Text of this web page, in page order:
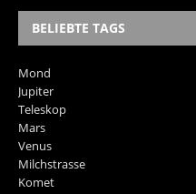
BELIEBTE TAGS
Mond
Jupiter
Teleskop
Mars
Venus
Milchstrasse
Komet